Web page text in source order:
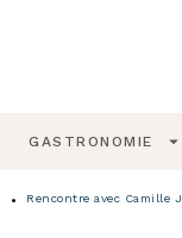
GASTRONOMIE arrow_drop_down
• Rencontre avec Camille